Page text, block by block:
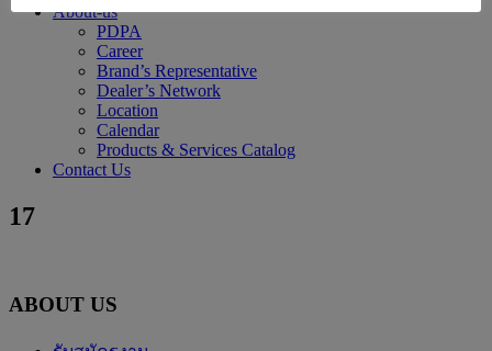
About-us
PDPA
Career
Brand’s Representative
Dealer’s Network
Location
Calendar
Products & Services Catalog
Contact Us
17
ABOUT US